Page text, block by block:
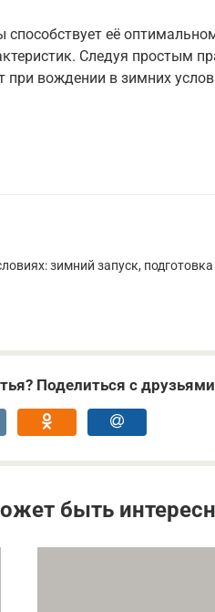
её
Следуя простым
при вождении в зимних
зимний запуск,
Поделиться с
быть